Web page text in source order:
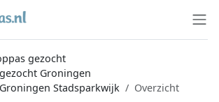
gezocht
Groningen
Stadsparkwijk
Overzicht